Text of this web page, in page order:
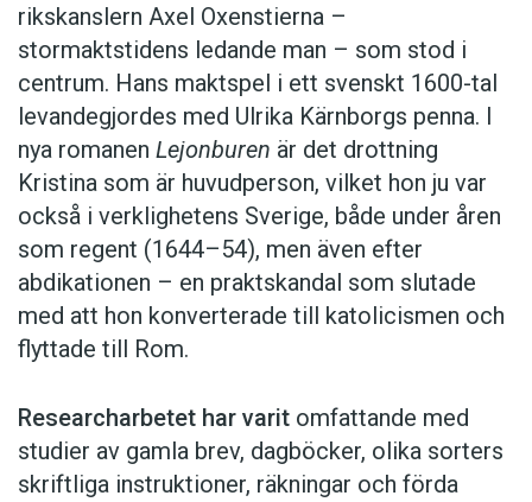
rikskanslern Axel Oxenstierna –
stormaktstidens ledande man – som stod i
centrum. Hans maktspel i ett svenskt 1600-tal
levandegjordes med Ulrika Kärnborgs penna. I
nya romanen Lejonburen är det drottning
Kristina som är huvudperson, vilket hon ju var
också i verklighetens Sverige, både under åren
som regent (1644–54), men även efter
abdikationen – en praktskandal som slutade
med att hon konverterade till katolicismen och
flyttade till Rom.
Researcharbetet har varit omfattande med
studier av gamla brev, dagböcker, olika sorters
skriftliga instruktioner, räkningar och förda